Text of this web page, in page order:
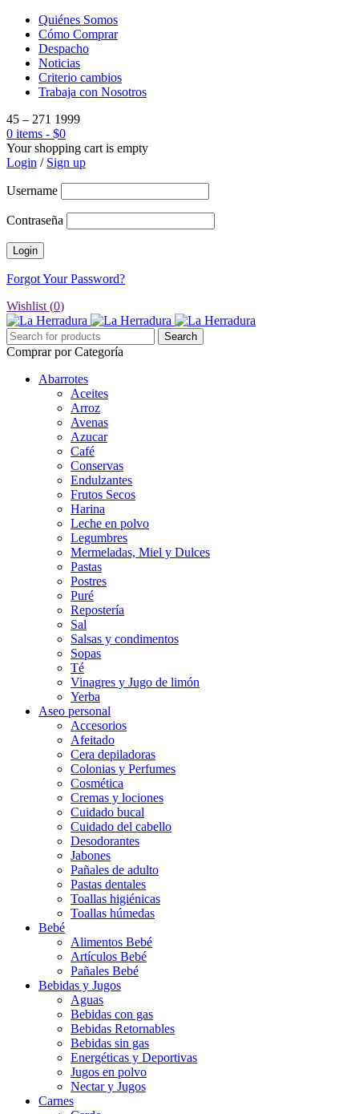
Quiénes Somos
Cómo Comprar
Despacho
Noticias
Criterio cambios
Trabaja con Nosotros
45 – 271 1999
0 items - $0
Your shopping cart is empty
Login / Sign up
Username
Contraseña
Forgot Your Password?
Wishlist (0)
Comprar por Categoría
Abarrotes
Aceites
Arroz
Avenas
Azucar
Café
Conservas
Endulzantes
Frutos Secos
Harina
Leche en polvo
Legumbres
Mermeladas, Miel y Dulces
Pastas
Postres
Puré
Repostería
Sal
Salsas y condimentos
Sopas
Té
Vinagres y Jugo de limón
Yerba
Aseo personal
Accesorios
Afeitado
Cera depiladoras
Colonias y Perfumes
Cosmética
Cremas y lociones
Cuidado bucal
Cuidado del cabello
Desodorantes
Jabones
Pañales de adulto
Pastas dentales
Toallas higiénicas
Toallas húmedas
Bebé
Alimentos Bebé
Artículos Bebé
Pañales Bebé
Bebidas y Jugos
Aguas
Bebidas con gas
Bebidas Retornables
Bebidas sin gas
Energéticas y Deportivas
Jugos en polvo
Nectar y Jugos
Carnes